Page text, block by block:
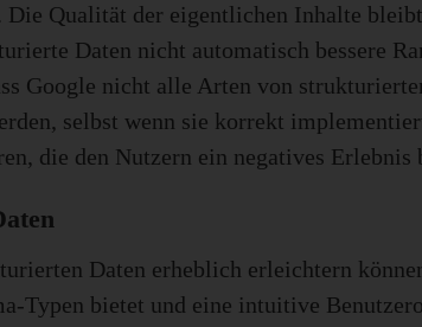
Qualität der eigentlichen Inhalte
Daten nicht automatisch bessere
Google nicht alle Arten von
selbst wenn sie korrekt
die den Nutzern ein negatives Erlebnis
Daten erheblich erleichtern
Typen bietet und eine intuitive